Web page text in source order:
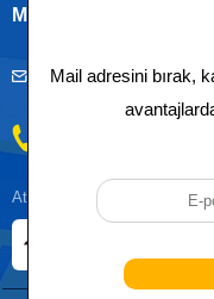
Müşteri Hizmetleri
Atatürk, Kıraç Mevkii, Orhan